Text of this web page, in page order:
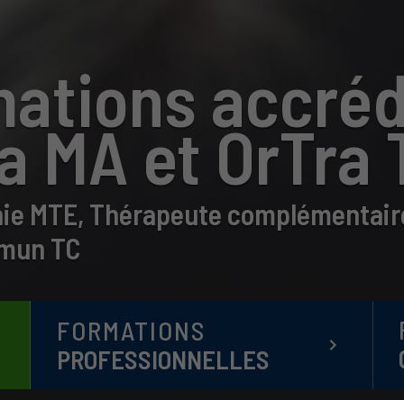
MA et OrTra
MTE, Thérapeute
TC
FORMATIONS
PROFESSIONNELLES
keyboard_arrow_right